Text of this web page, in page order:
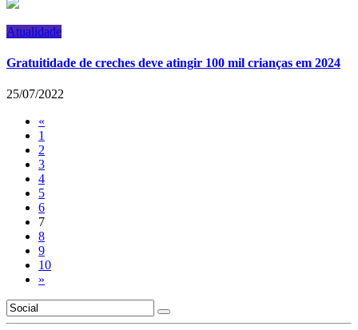
Atualidade
Gratuitidade de creches deve atingir 100 mil crianças em 2024
25/07/2022
«
1
2
3
4
5
6
7
8
9
10
»